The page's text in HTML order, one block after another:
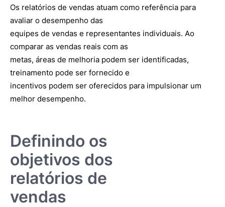
Os relatórios de vendas atuam como referência para
avaliar o desempenho das
equipes de vendas e representantes individuais. Ao
comparar as vendas reais com as
metas, áreas de melhoria podem ser identificadas,
treinamento pode ser fornecido e
incentivos podem ser oferecidos para impulsionar um
melhor desempenho.
Definindo os
objetivos dos
relatórios de
vendas